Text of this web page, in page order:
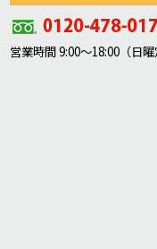
営業時間 9:00～18:00（日曜